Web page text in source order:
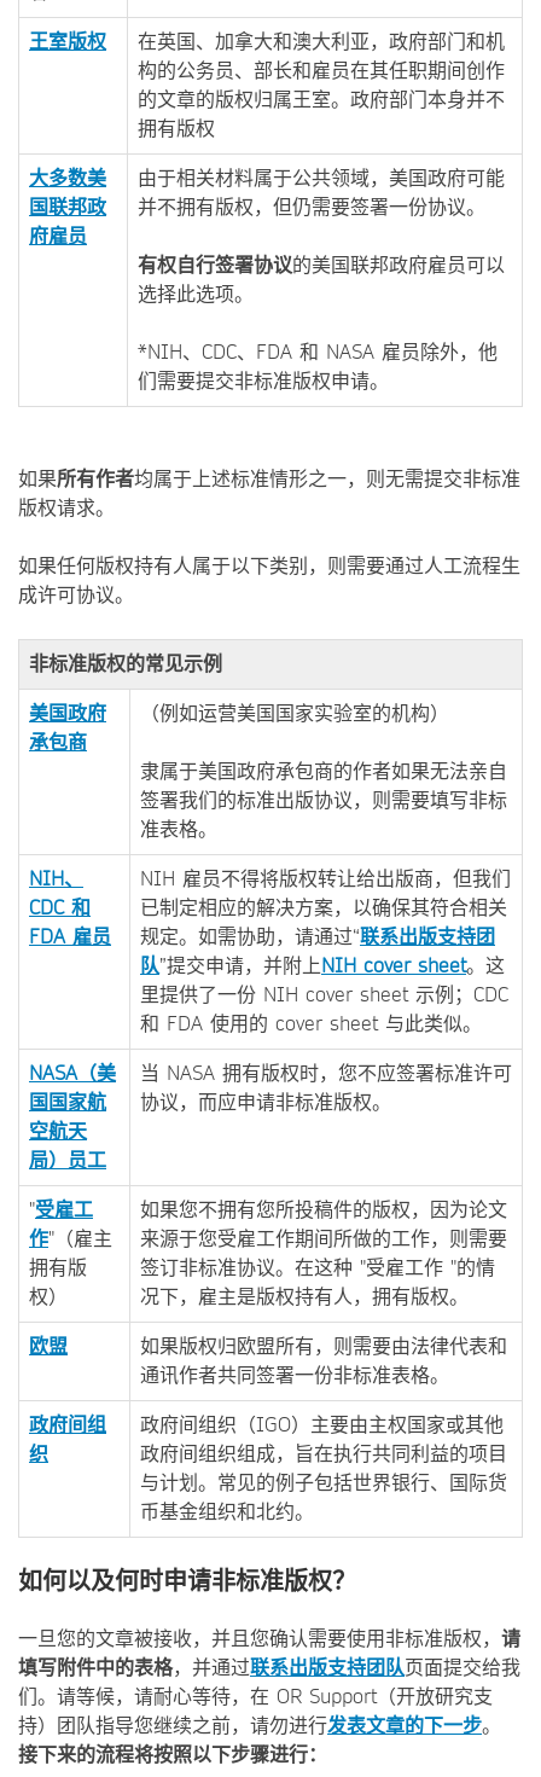
王室版权
在英国、加拿大和澳大利亚，政府部门和机
构的公务员、部长和雇员在其任职期间创作
的文章的版权归属王室。政府部门本身并不
拥有版权
大多数美
国联邦政
府雇员
由于相关材料属于公共领域，美国政府可能
并不拥有版权，但仍需要签署一份协议。
有权自行签署协议的美国联邦政府雇员可以
选择此选项。
*NIH、CDC、FDA 和 NASA 雇员除外，他
们需要提交非标准版权申请。
如果所有作者均属于上述标准情形之一，则无需提交非标准
版权请求。
如果任何版权持有人属于以下类别，则需要通过人工流程生
成许可协议。
非标准版权的常见示例
美国政府
承包商
（例如运营美国国家实验室的机构）
隶属于美国政府承包商的作者如果无法亲自
签署我们的标准出版协议，则需要填写非标
准表格。
NIH、
CDC 和
FDA 雇员
NIH 雇员不得将版权转让给出版商，但我们
已制定相应的解决方案，以确保其符合相关
规定。如需协助，请通过“联系出版支持团
队”提交申请，并附上NIH cover sheet。这
里提供了一份 NIH cover sheet 示例；CDC
和 FDA 使用的 cover sheet 与此类似。
NASA（美
国国家航
空航天
局） 员工
当 NASA 拥有版权时，您不应签署标准许可
协议，而应申请非标准版权。
"受雇工
作"（雇主
拥有版
权）
如果您不拥有您所投稿件的版权，因为论文
来源于您受雇工作期间所做的工作，则需要
签订非标准协议。在这种 "受雇工作 "的情
况下，雇主是版权持有人，拥有版权。
欧盟
如果版权归欧盟所有，则需要由法律代表和
通讯作者共同签署一份非标准表格。
政府间组
织
政府间组织（IGO）主要由主权国家或其他
政府间组织组成，旨在执行共同利益的项目
与计划。常见的例子包括世界银行、国际货
币基金组织和北约。
如何以及何时申请非标准版权？
一旦您的文章被接收，并且您确认需要使用非标准版权， 请
填写附件中的表格，并通过联系出版支持团队页面提交给我
们。请等候，请耐心等待，在 OR Support（开放研究支
持）团队指导您继续之前，请勿进行发表文章的下一步。
接下来的流程将按照以下步骤进行：